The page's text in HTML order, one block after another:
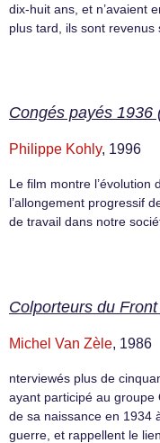
dix-huit ans, et n’avaient
plus tard, ils sont revenus
Congés payés 1936
Philippe Kohly, 1996
Le film montre l’évolution
l’allongement progressif
de travail dans notre
Colporteurs du
Michel Van Zèle, 1986
nterviewés plus de
ayant participé au groupe
de sa naissance en 1934
guerre, et rappellent le